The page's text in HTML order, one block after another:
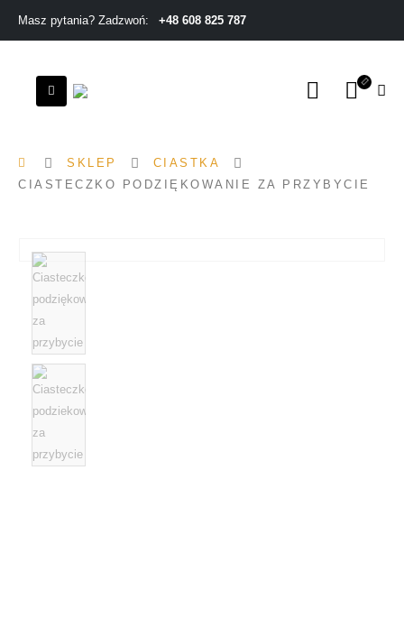
Masz pytania? Zadzwoń: +48 608 825 787
SKLEP
CIASTKA
CIASTECZKO PODZIĘKOWANIE ZA PRZYBYCIE